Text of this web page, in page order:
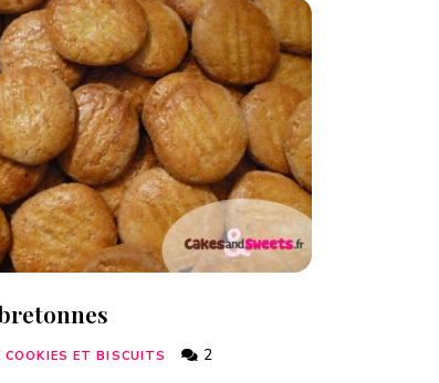
COOKIES ET BISCUITS 2